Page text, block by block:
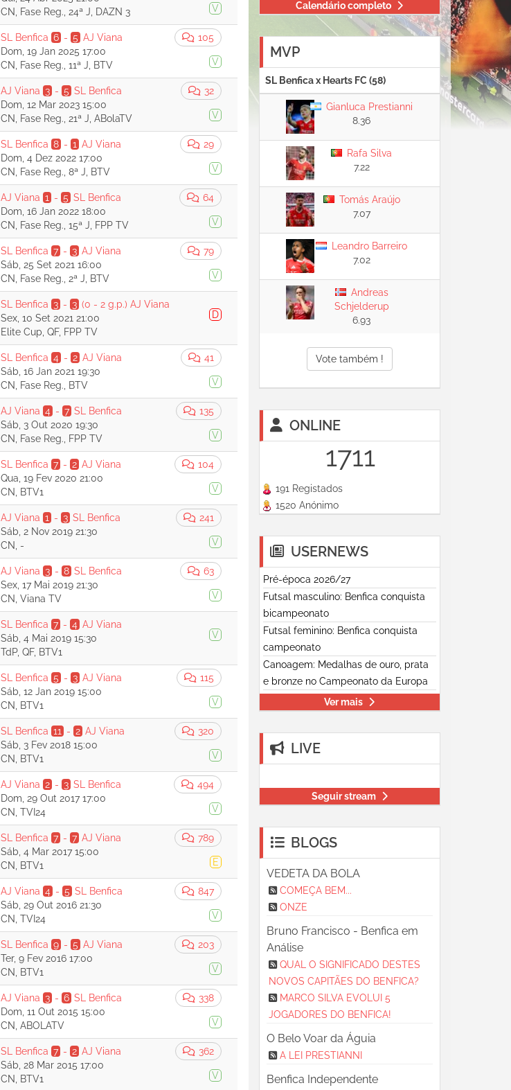
V
CN, Fase Reg., 24ª J, DAZN 3
105
V
SL Benfica 6- 5 AJ Viana
Dom, 19 Jan 2025 17:00
CN, Fase Reg., 11ª J, BTV
32
V
AJ Viana 3- 5 SL Benfica
Dom, 12 Mar 2023 15:00
CN, Fase Reg., 21ª J, ABolaTV
29
V
SL Benfica 8- 1 AJ Viana
Dom, 4 Dez 2022 17:00
CN, Fase Reg., 8ª J, BTV
64
V
AJ Viana 1 - 5 SL Benfica
Dom, 16 Jan 2022 18:00
CN, Fase Reg., 15ª J, FPP TV
79
V
SL Benfica 7- 3 AJ Viana
Sáb, 25 Set 2021 16:00
CN, Fase Reg., 2ª J, BTV
D
SL Benfica 3- 3(0 - 2 g.p.) AJ Viana
Sex, 10 Set 2021 21:00
Elite Cup, QF, FPP TV
41
V
SL Benfica 4- 2 AJ Viana
Sáb, 16 Jan 2021 19:30
CN, Fase Reg., BTV
135
V
AJ Viana 4- 7 SL Benfica
Sáb, 3 Out 2020 19:30
CN, Fase Reg., FPP TV
104
V
SL Benfica 7- 2 AJ Viana
Qua, 19 Fev 2020 21:00
CN, BTV1
241
V
AJ Viana 1 - 3 SL Benfica
Sáb, 2 Nov 2019 21:30
CN, -
63
V
AJ Viana 3- 8 SL Benfica
Sex, 17 Mai 2019 21:30
CN, Viana TV
V
SL Benfica 7- 4 AJ Viana
Sáb, 4 Mai 2019 15:30
TdP, QF, BTV1
115
V
SL Benfica 5 - 3 AJ Viana
Sáb, 12 Jan 2019 15:00
CN, BTV1
320
V
SL Benfica 11 - 2 AJ Viana
Sáb, 3 Fev 2018 15:00
CN, BTV1
494
V
AJ Viana 2- 3 SL Benfica
Dom, 29 Out 2017 17:00
CN, TVI24
789
E
SL Benfica 7- 7 AJ Viana
Sáb, 4 Mar 2017 15:00
CN, BTV1
847
V
AJ Viana 4- 5 SL Benfica
Sáb, 29 Out 2016 21:30
CN, TVI24
203
V
SL Benfica 9- 5 AJ Viana
Ter, 9 Fev 2016 17:00
CN, BTV1
338
V
AJ Viana 3- 6 SL Benfica
Dom, 11 Out 2015 15:00
CN, ABOLATV
362
V
SL Benfica 7- 2 AJ Viana
Sáb, 28 Mar 2015 17:00
CN, BTV1
Calendário completo
MVP
SL Benfica x Hearts FC (58)
Gianluca Prestianni
8.36
Rafa Silva
7.22
Tomás Araújo
7.07
Leandro Barreiro
7.02
Andreas
Schjelderup
6.93
Vote também !
ONLINE
1711
191 Registados
1520 Anónimo
USERNEWS
Pré-época 2026/27
Futsal masculino: Benfica conquista
bicampeonato
Futsal feminino: Benfica conquista
campeonato
Canoagem: Medalhas de ouro, prata
e bronze no Campeonato da Europa
Ver mais
LIVE
Seguir stream
BLOGS
VEDETA DA BOLA
COMEÇA BEM...
ONZE
Bruno Francisco - Benfica em
Análise
QUAL O SIGNIFICADO DESTES
NOVOS CAPITÃES DO BENFICA?
MARCO SILVA EVOLUI 5
JOGADORES DO BENFICA!
O Belo Voar da Águia
A LEI PRESTIANNI
Benfica Independente